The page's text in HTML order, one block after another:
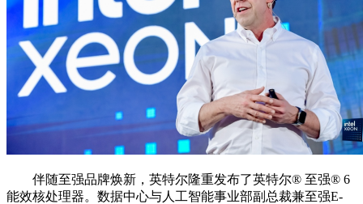
伴随至强品牌焕新，英特尔隆重发布了英特尔®️ 至强®️ 6
能效核处理器。数据中心与人工智能事业部副总裁兼至强E-